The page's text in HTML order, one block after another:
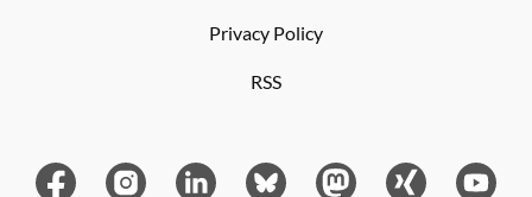
Privacy Policy
RSS